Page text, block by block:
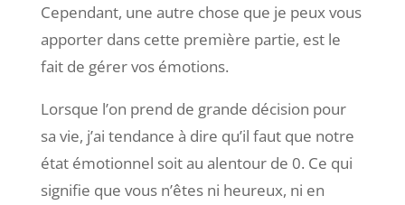
Cependant, une autre chose que je peux vous
apporter dans cette première partie, est le
fait de gérer vos émotions.
Lorsque l’on prend de grande décision pour
sa vie, j’ai tendance à dire qu’il faut que notre
état émotionnel soit au alentour de 0. Ce qui
signifie que vous n’êtes ni heureux, ni en